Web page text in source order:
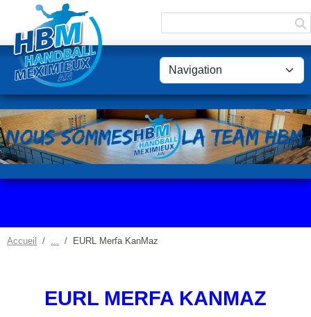
Accueil EURL Merfa KanMaz
EURL MERFA KANMAZ
Panneau de gestion des cookies